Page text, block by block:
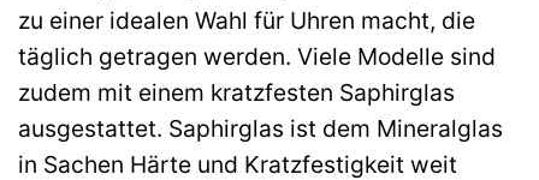
zu einer idealen Wahl für Uhren macht, die
täglich getragen werden. Viele Modelle sind
zudem mit einem kratzfesten Saphirglas
ausgestattet. Saphirglas ist dem Mineralglas
in Sachen Härte und Kratzfestigkeit weit